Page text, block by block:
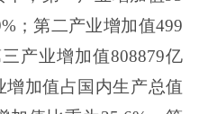
；第二产业增加值499
产业增加值808879亿
增加值占国内生产总值